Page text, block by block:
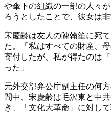
や傘下の組織の一部の人々
ろうとしたことで、彼女は非
宋慶齢は友人の陳翰笙に宛
た。「私はすべての財産、
寄付したが、私が得たのは
った」
元外交部弁公庁副主任の何
間中、宋慶齢は毛沢東と中
き、「文化大革命」に対し